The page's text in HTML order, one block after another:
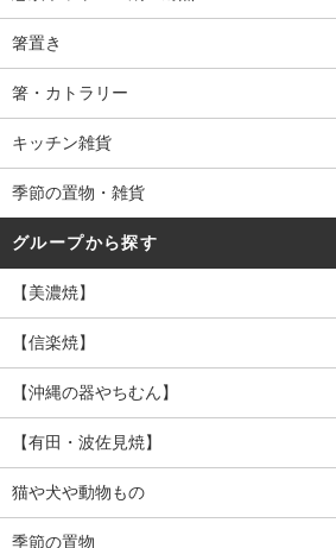
箸置き
箸・カトラリー
キッチン雑貨
季節の置物・雑貨
グループから探す
【美濃焼】
【信楽焼】
【沖縄の器やちむん】
【有田・波佐見焼】
猫や犬や動物もの
季節の置物